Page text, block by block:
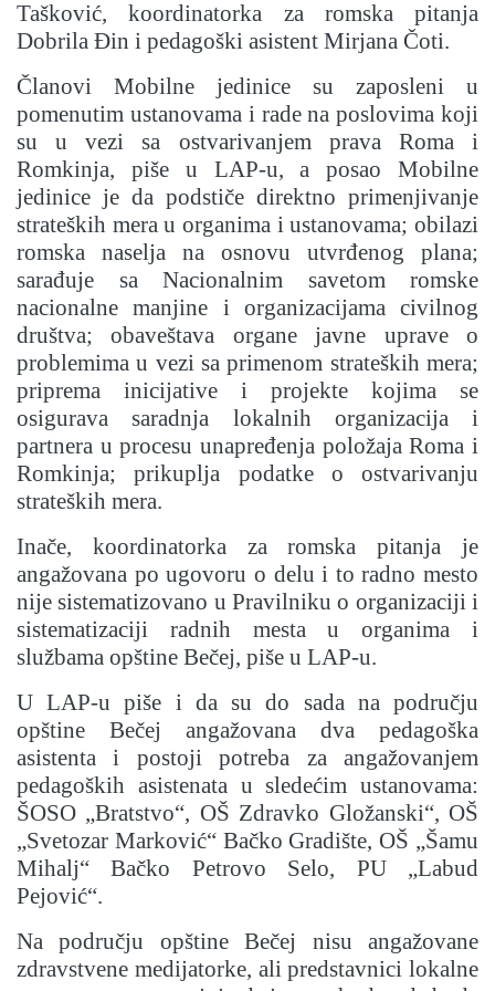
Tašković, koordinatorka za romska pitanja
Dobrila Đin i pedagoški asistent Mirjana Čoti.
Članovi Mobilne jedinice su zaposleni u
pomenutim ustanovama i rade na poslovima koji
su u vezi sa ostvarivanjem prava Roma i
Romkinja, piše u LAP-u, a posao Mobilne
jedinice je da podstiče direktno primenjivanje
strateških mera u organima i ustanovama; obilazi
romska naselja na osnovu utvrđenog plana;
sarađuje sa Nacionalnim savetom romske
nacionalne manjine i organizacijama civilnog
društva; obaveštava organe javne uprave o
problemima u vezi sa primenom strateških mera;
priprema inicijative i projekte kojima se
osigurava saradnja lokalnih organizacija i
partnera u procesu unapređenja položaja Roma i
Romkinja; prikuplja podatke o ostvarivanju
strateških mera.
Inače, koordinatorka za romska pitanja je
angažovana po ugovoru o delu i to radno mesto
nije sistematizovano u Pravilniku o organizaciji i
sistematizaciji radnih mesta u organima i
službama opštine Bečej, piše u LAP-u.
U LAP-u piše i da su do sada na području
opštine Bečej angažovana dva pedagoška
asistenta i postoji potreba za angažovanjem
pedagoških asistenata u sledećim ustanovama:
ŠOSO „Bratstvo“, OŠ Zdravko Gložanski“, OŠ
„Svetozar Marković“ Bačko Gradište, OŠ „Šamu
Mihalj“ Bačko Petrovo Selo, PU „Labud
Pejović“.
Na području opštine Bečej nisu angažovane
zdravstvene medijatorke, ali predstavnici lokalne